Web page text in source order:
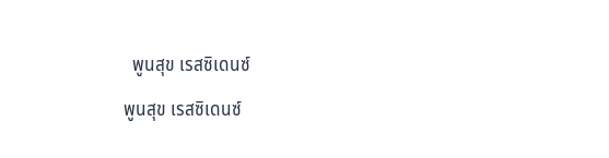
พูนสุข เรสซิเดนซ์